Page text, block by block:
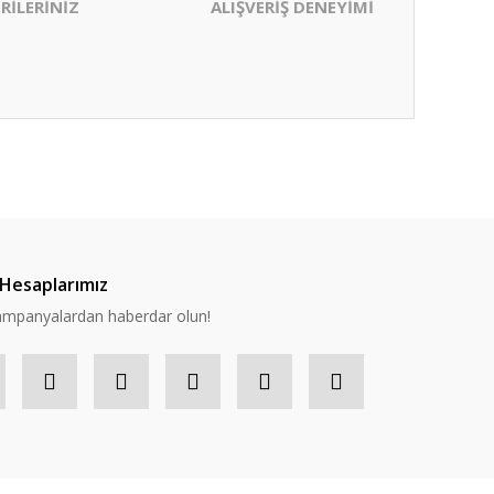
ALIŞVERİŞ DENEYİMİ
haberdar olun!